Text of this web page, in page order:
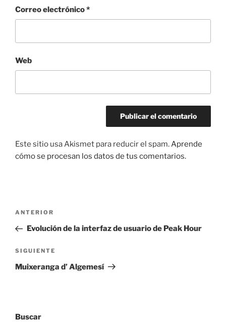
Correo electrónico*
Web
Este sitio usa Akismet para reducir el spam.Aprende
cómo se procesan los datos de tus comentarios.
Navegación
entradas
Entrada
anterior:
ANTERIOR
Evolución de la interfaz de usuario de Peak Hour
Siguiente
entrada
SIGUIENTE
Muixeranga d’ Algemesí
Buscar